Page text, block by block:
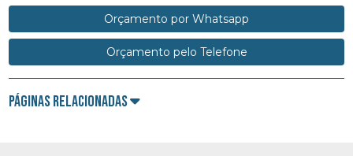
Orçamento por Whatsapp
Orçamento pelo Telefone
Páginas Relacionadas